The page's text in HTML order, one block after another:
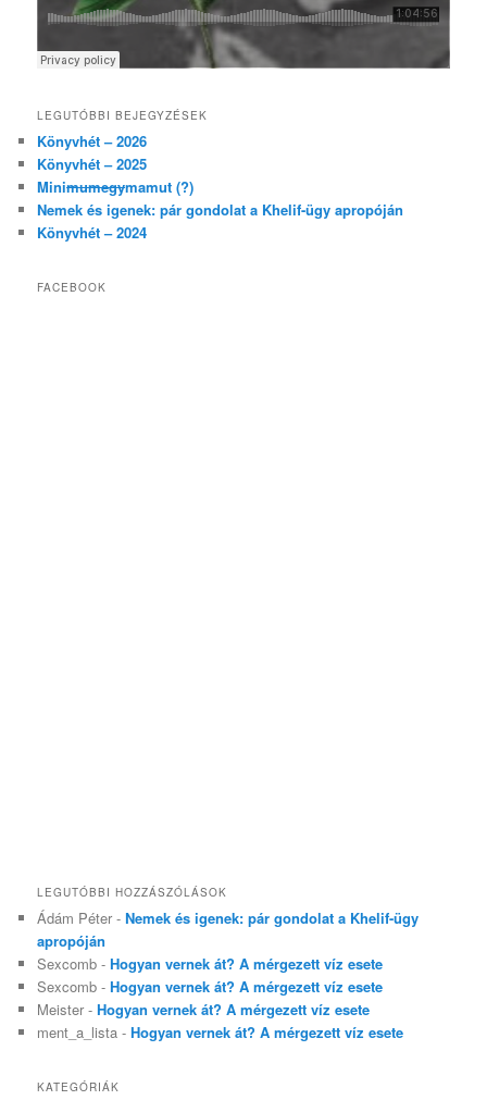
LEGUTÓBBI BEJEGYZÉSEK
Könyvhét – 2026
Könyvhét – 2025
Minimumegymamut (?)
Nemek és igenek: pár gondolat a Khelif-ügy apropóján
Könyvhét – 2024
FACEBOOK
LEGUTÓBBI HOZZÁSZÓLÁSOK
Ádám Péter -Nemek és igenek: pár gondolat a Khelif-ügy
apropóján
Sexcomb -Hogyan vernek át? A mérgezett víz esete
Sexcomb -Hogyan vernek át? A mérgezett víz esete
Meister -Hogyan vernek át? A mérgezett víz esete
ment_a_lista -Hogyan vernek át? A mérgezett víz esete
KATEGÓRIÁK